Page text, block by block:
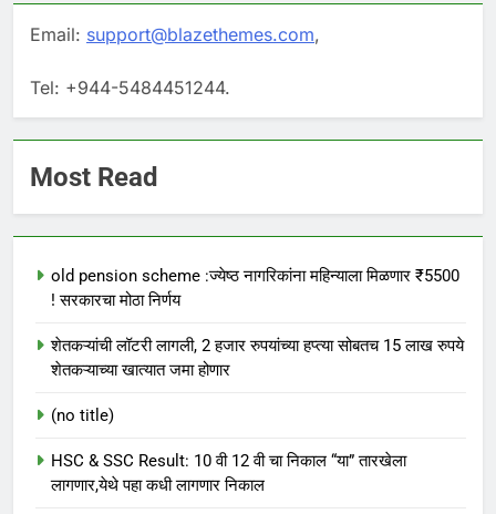
Email: support@blazethemes.com,
Tel: +944-5484451244.
Most Read
old pension scheme :ज्येष्ठ नागरिकांना महिन्याला मिळणार ₹5500
! सरकारचा मोठा निर्णय
शेतकऱ्यांची लॉटरी लागली, 2 हजार रुपयांच्या हप्त्या सोबतच 15 लाख रुपये
शेतकऱ्याच्या खात्यात जमा होणार
(no title)
HSC & SSC Result: 10 वी 12 वी चा निकाल “या” तारखेला
लागणार,येथे पहा कधी लागणार निकाल